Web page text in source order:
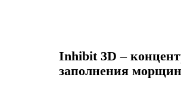
Inhibit 3D –
заполнения